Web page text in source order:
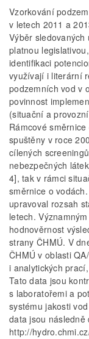
Vzorkování
v letech 2011 a
Výběr
platnou
identifikaci
využívají i literární
podzemních vod v
povinnost
(situační a
Rámcové
spuštěny v roce
cílených
nebezpečných
4], tak v rámci
směrnice o
upravoval rozsah
letech.
hodnověrnost
strany ČHMÚ. V
ČHMÚ v oblasti
i analytických
Tato data jsou
s laboratořemi a
systému jakosti
data jsou
http://